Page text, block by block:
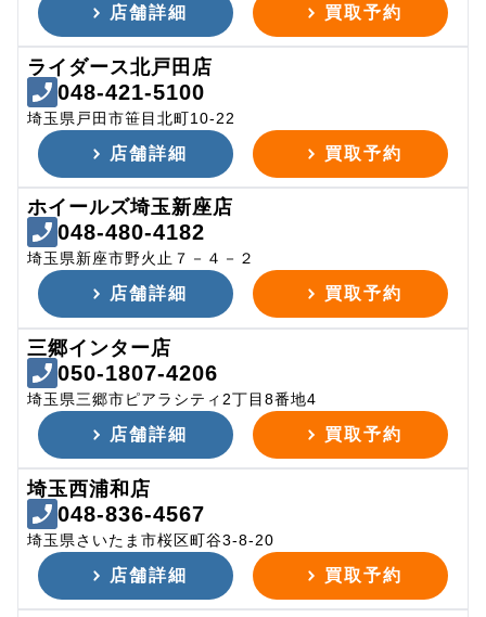
店舗詳細 買取予約
ライダース北戸田店
048-421-5100
埼玉県戸田市笹目北町10-22
店舗詳細 買取予約
ホイールズ埼玉新座店
048-480-4182
埼玉県新座市野火止７－４－２
店舗詳細 買取予約
三郷インター店
050-1807-4206
埼玉県三郷市ピアラシティ2丁目8番地4
店舗詳細 買取予約
埼玉西浦和店
048-836-4567
埼玉県さいたま市桜区町谷3-8-20
店舗詳細 買取予約